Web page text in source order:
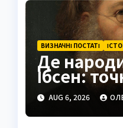
ВИЗНАЧНІ ПОСТАТІ
Де
Ібсен:
історія
AUG 6, 2026